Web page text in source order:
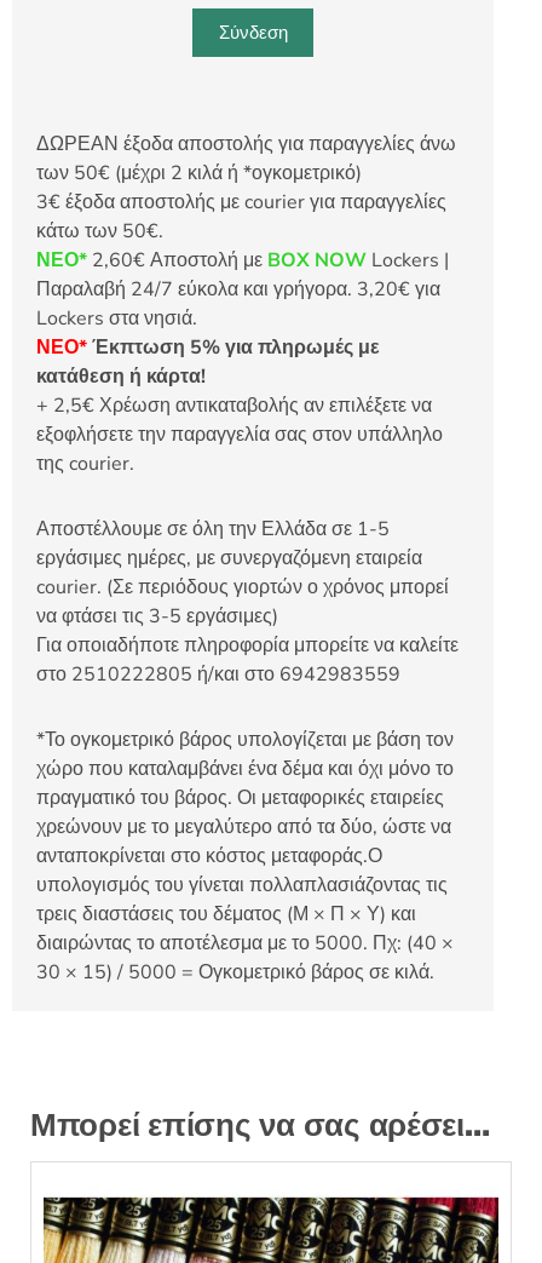
Σύνδεση
ΔΩΡΕΑΝ έξοδα αποστολής για παραγγελίες άνω
των 50€ (μέχρι 2 κιλά ή *ογκομετρικό)
3€ έξοδα αποστολής με courier για παραγγελίες
κάτω των 50€.
ΝΕΟ* 2,60€ Αποστολή με BOX NOW Lockers |
Παραλαβή 24/7 εύκολα και γρήγορα. 3,20€ για
Lockers στα νησιά.
ΝΕΟ*Έκπτωση 5% για πληρωμές με
κατάθεση ή κάρτα!
+ 2,5€ Χρέωση αντικαταβολής αν επιλέξετε να
εξοφλήσετε την παραγγελία σας στον υπάλληλο
της courier.
Αποστέλλουμε σε όλη την Ελλάδα σε 1-5
εργάσιμες ημέρες, με συνεργαζόμενη εταιρεία
courier. (Σε περιόδους γιορτών ο χρόνος μπορεί
να φτάσει τις 3-5 εργάσιμες)
Για οποιαδήποτε πληροφορία μπορείτε να καλείτε
στο 2510222805 ή/και στο 6942983559
*Το ογκομετρικό βάρος υπολογίζεται με βάση τον
χώρο που καταλαμβάνει ένα δέμα και όχι μόνο το
πραγματικό του βάρος. Οι μεταφορικές εταιρείες
χρεώνουν με το μεγαλύτερο από τα δύο, ώστε να
ανταποκρίνεται στο κόστος μεταφοράς.Ο
υπολογισμός του γίνεται πολλαπλασιάζοντας τις
τρεις διαστάσεις του δέματος (Μ × Π × Υ) και
διαιρώντας το αποτέλεσμα με το 5000. Πχ: (40 ×
30 × 15) / 5000 = Ογκομετρικό βάρος σε κιλά.
Μπορεί επίσης να σας αρέσει…